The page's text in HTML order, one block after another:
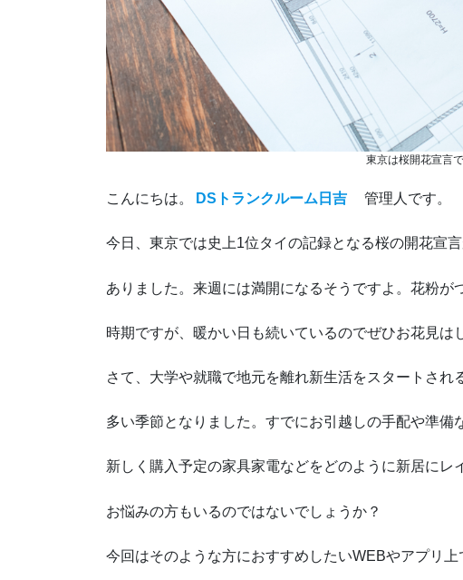
東京は桜開花宣言
こんにちは。 DSトランクルーム日吉 管理人です。
今日、東京では史上1位タイの記録となる桜の開花宣
ありました。来週には満開になるそうですよ。花粉が
時期ですが、暖かい日も続いているのでぜひお花見は
さて、大学や就職で地元を離れ新生活をスタートされ
多い季節となりました。すでにお引越しの手配や準備
新しく購入予定の家具家電などをどのように新居にレ
お悩みの方もいるのではないでしょうか？
今回はそのような方におすすめしたいWEBやアプリ上